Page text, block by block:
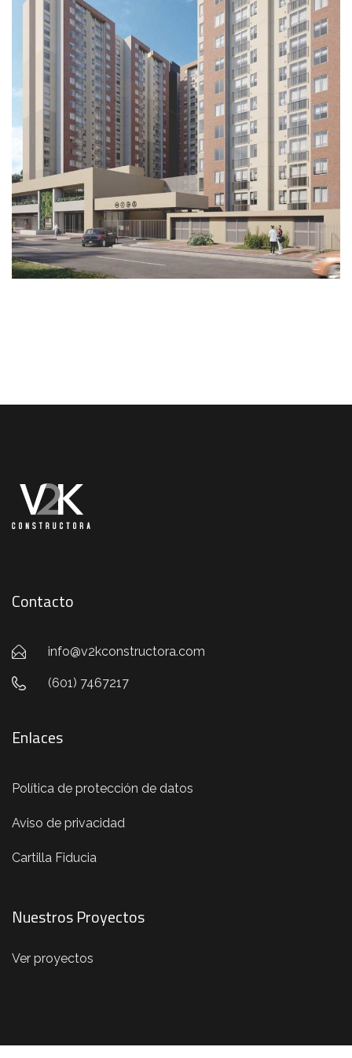
Navarra (Proyecto VIS)
PROYECTOS EN VENTA
Contacto
info@v2kconstructora.com
(601) 7467217
Enlaces
Política de protección de datos
Aviso de privacidad
Cartilla Fiducia
Nuestros Proyectos
Ver proyectos